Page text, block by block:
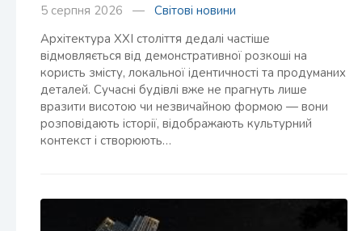
5 серпня 2026 — Світові новини
Архітектура XXI століття дедалі частіше
відмовляється від демонстративної розкоші на
користь змісту, локальної ідентичності та продуманих
деталей. Сучасні будівлі вже не прагнуть лише
вразити висотою чи незвичайною формою — вони
розповідають історії, відображають культурний
контекст і створюють…